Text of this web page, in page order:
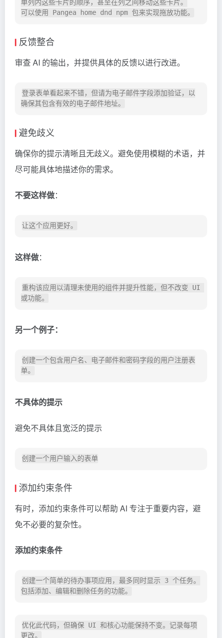
单列内这些卡片的顺序，甚至在列之间移动这些卡片。
反馈整合
审查 AI 的输出，并提供具体的反馈以进行改进。
登录表单看起来不错，但请为电子邮件字段添加验证，以
避免歧义
确保你的提示清晰且无歧义。避免使用模糊的术语，并
尽可能具体地描述你的需求。
不要这样做：
这样做：
重构该应用以清理未使用的组件并提升性能，但不改变 UI
另一个例子：
创建一个包含用户名、电子邮件和密码字段的用户注册表
不具体的提示
避免不具体且宽泛的提示
添加约束条件
有时，添加约束条件可以帮助 AI 专注于重要内容，避
免不必要的复杂性。
添加约束条件
创建一个简单的待办事项应用，最多同时显示 3 个任务。
优化此代码，但确保 UI 和核心功能保持不变。记录每项